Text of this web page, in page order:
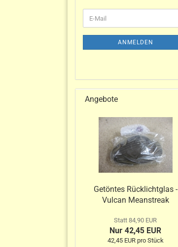
ANMELDEN
Angebote
Getöntes Rücklichtglas -
Vulcan Meanstreak
Statt 84,90 EUR
Nur 42,45 EUR
42,45 EUR pro Stück